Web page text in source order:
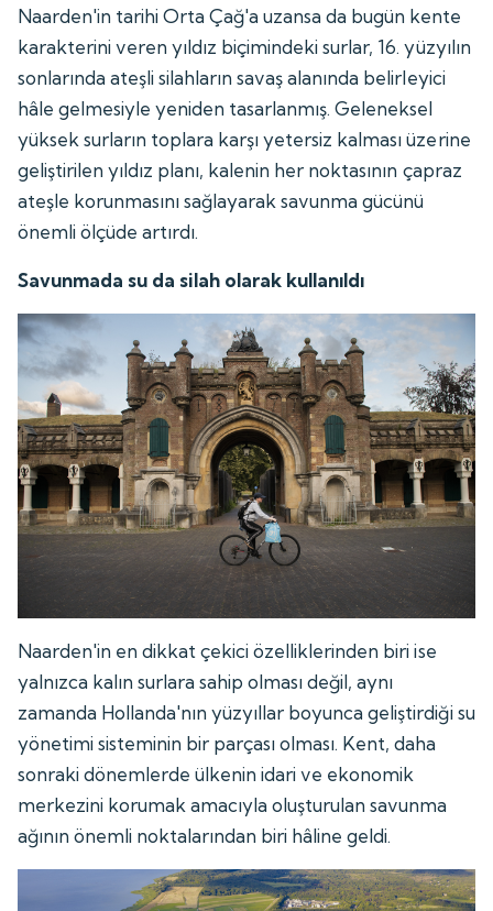
Naarden'in tarihi Orta Çağ'a uzansa da bugün kente
karakterini veren yıldız biçimindeki surlar, 16. yüzyılın
sonlarında ateşli silahların savaş alanında belirleyici
hâle gelmesiyle yeniden tasarlanmış. Geleneksel
yüksek surların toplara karşı yetersiz kalması üzerine
geliştirilen yıldız planı, kalenin her noktasının çapraz
ateşle korunmasını sağlayarak savunma gücünü
önemli ölçüde artırdı.
Savunmada su da silah olarak kullanıldı
Naarden'in en dikkat çekici özelliklerinden biri ise
yalnızca kalın surlara sahip olması değil, aynı
zamanda Hollanda'nın yüzyıllar boyunca geliştirdiği su
yönetimi sisteminin bir parçası olması. Kent, daha
sonraki dönemlerde ülkenin idari ve ekonomik
merkezini korumak amacıyla oluşturulan savunma
ağının önemli noktalarından biri hâline geldi.